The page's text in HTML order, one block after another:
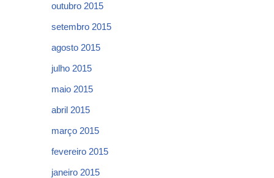
outubro 2015
setembro 2015
agosto 2015
julho 2015
maio 2015
abril 2015
março 2015
fevereiro 2015
janeiro 2015